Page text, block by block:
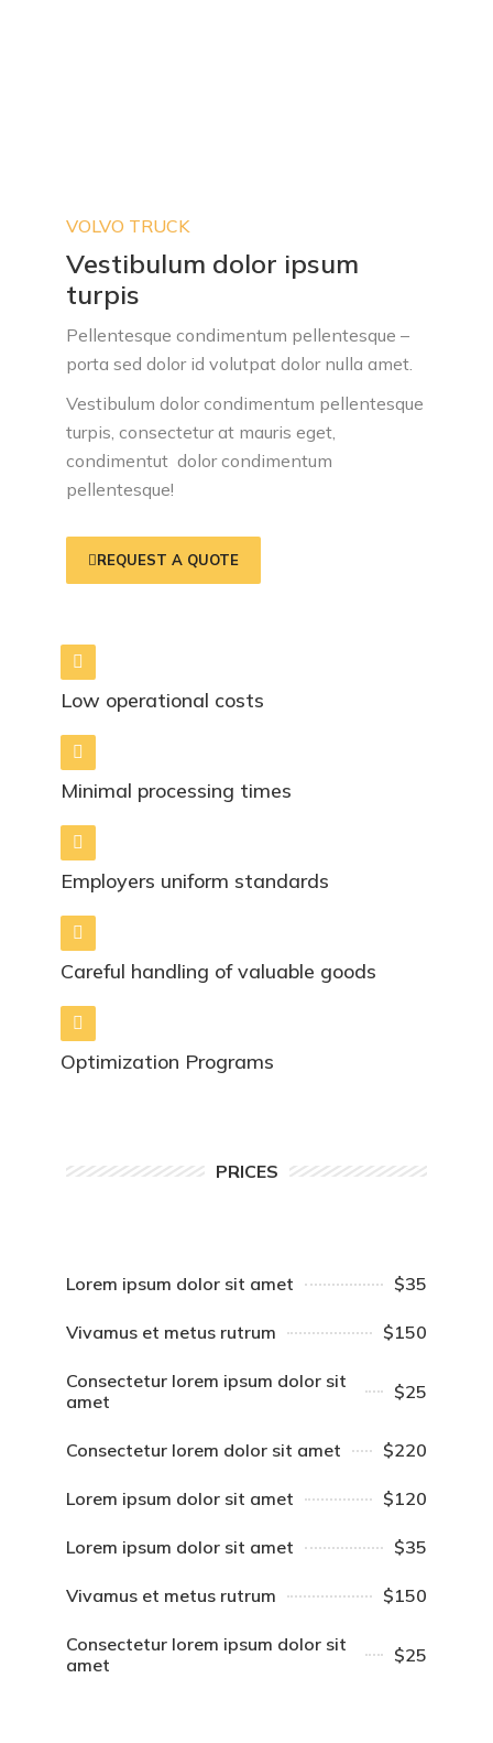
VOLVO TRUCK
Vestibulum dolor ipsum
turpis
Pellentesque condimentum pellentesque –
porta sed dolor id volutpat dolor nulla amet.
Vestibulum dolor condimentum pellentesque
turpis, consectetur at mauris eget,
condimentut dolor condimentum
pellentesque!
REQUEST A QUOTE
Low operational costs
Minimal processing times
Employers uniform standards
Careful handling of valuable goods
Optimization Programs
PRICES
Lorem ipsum dolor sit amet $120
Lorem ipsum dolor sit amet $35
Vivamus et metus rutrum $150
Consectetur lorem ipsum dolor sit
amet
$25
Lorem ipsum dolor sit amet $35
Vivamus et metus rutrum $150
Consectetur lorem ipsum dolor sit
amet
$25
Consectetur lorem dolor sit amet $220